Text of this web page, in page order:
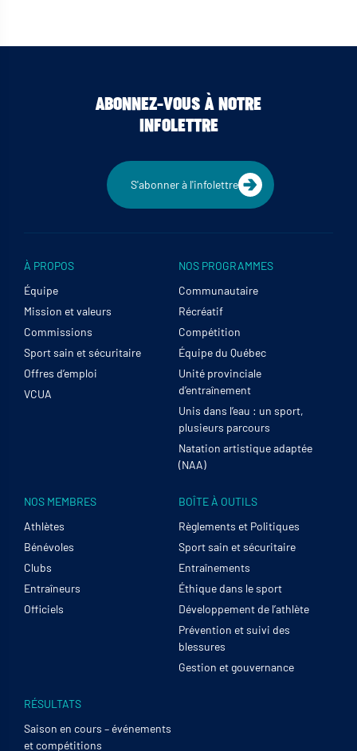
ABONNEZ-VOUS À NOTRE
INFOLETTRE
S'abonner à l'infolettre
À PROPOS
Équipe
Mission et valeurs
Commissions
Sport sain et sécuritaire
Offres d’emploi
VCUA
NOS PROGRAMMES
Communautaire
Récréatif
Compétition
Équipe du Québec
Unité provinciale
d’entraînement
Unis dans l’eau : un sport,
plusieurs parcours
Natation artistique adaptée
(NAA)
NOS MEMBRES
Athlètes
Bénévoles
Clubs
Entraîneurs
Officiels
BOÎTE À OUTILS
Règlements et Politiques
Sport sain et sécuritaire
Entraînements
Éthique dans le sport
Développement de l’athlète
Prévention et suivi des
blessures
Gestion et gouvernance
RÉSULTATS
Saison en cours – événements
et compétitions